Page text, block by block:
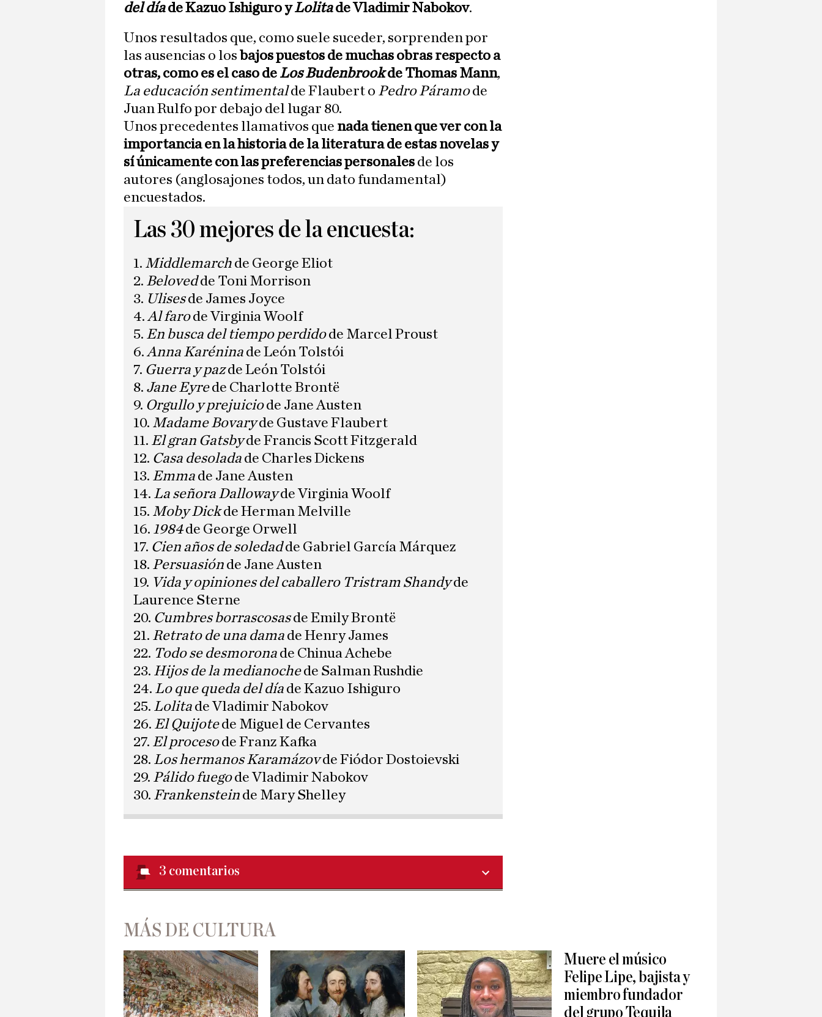
del díade Kazuo Ishiguro yLolitade Vladimir Nabokov.
Unos resultados que, como suele suceder, sorprenden por
las ausencias o los bajos puestos de muchas obras respecto a
otras, como es el caso de Los Budenbrookde Thomas Mann,
La educación sentimentalde Flaubert o Pedro Páramode
Juan Rulfo por debajo del lugar 80.
Unos precedentes llamativos que nada tienen que ver con la
importancia en la historia de la literatura de estas novelas y
sí únicamente con las preferencias personales de los
autores (anglosajones todos, un dato fundamental)
encuestados.
Las 30 mejores de la encuesta:
1. Middlemarch de George Eliot
2. Belovedde Toni Morrison
3. Ulisesde James Joyce
4.Al farode Virginia Woolf
5. En busca del tiempo perdidode Marcel Proust
6.Anna Karénina de León Tolstói
7. Guerra y pazde León Tolstói
8. Jane Eyrede Charlotte Brontë
9. Orgullo y prejuiciode Jane Austen
10. Madame Bovaryde Gustave Flaubert
11. El gran Gatsbyde Francis Scott Fitzgerald
12. Casa desolada de Charles Dickens
13. Emma de Jane Austen
14. La señora Dallowayde Virginia Woolf
15. Moby Dickde Herman Melville
16. 1984de George Orwell
17. Cien años de soledadde Gabriel García Márquez
18. Persuasión de Jane Austen
19. Vida y opiniones del caballero Tristram Shandyde
Laurence Sterne
20. Cumbres borrascosasde Emily Brontë
21. Retrato de una dama de Henry James
22. Todo se desmorona de Chinua Achebe
23. Hijos de la medianochede Salman Rushdie
24. Lo que queda del día de Kazuo Ishiguro
25. Lolita de Vladimir Nabokov
26. El Quijotede Miguel de Cervantes
27. El procesode Franz Kafka
28. Los hermanos Karamázovde Fiódor Dostoievski
29. Pálido fuegode Vladimir Nabokov
30. Frankenstein de Mary Shelley
3 comentarios
MÁS DE CULTURA
Muere el músico
Felipe Lipe, bajista y
miembro fundador
del grupo Tequila